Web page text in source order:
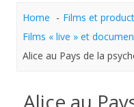
Home
Films et
Films « live » et
Alice au Pays de la
Alice au